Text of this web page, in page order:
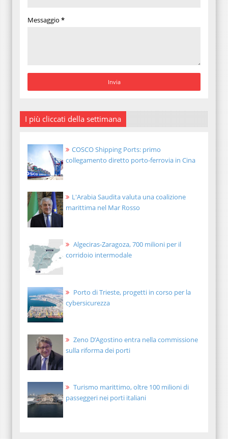
Messaggio *
I più cliccati della settimana
COSCO Shipping Ports: primo
collegamento diretto porto-ferrovia in Cina
L'Arabia Saudita valuta una coalizione
marittima nel Mar Rosso
Algeciras-Zaragoza, 700 milioni per il
corridoio intermodale
Porto di Trieste, progetti in corso per la
cybersicurezza
Zeno D’Agostino entra nella commissione
sulla riforma dei porti
Turismo marittimo, oltre 100 milioni di
passeggeri nei porti italiani